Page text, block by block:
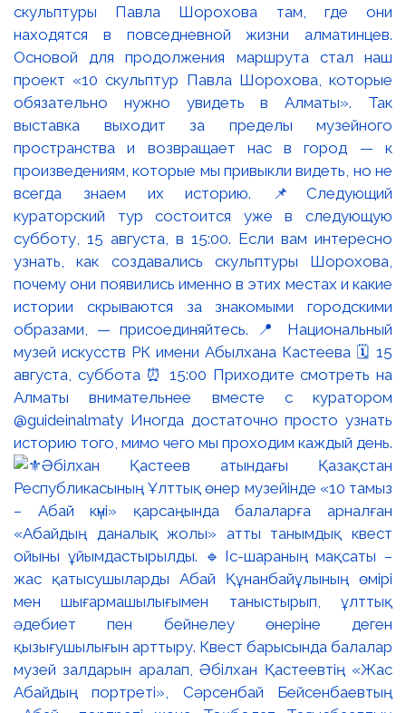
скульптуры Павла Шорохова там, где они
находятся в повседневной жизни алматинцев.
Основой для продолжения маршрута стал наш
проект «10 скульптур Павла Шорохова, которые
обязательно нужно увидеть в Алматы». Так
выставка выходит за пределы музейного
пространства и возвращает нас в город — к
произведениям, которые мы привыкли видеть, но не
всегда знаем их историю. 📌Следующий
кураторский тур состоится уже в следующую
субботу, 15 августа, в 15:00. Если вам интересно
узнать, как создавались скульптуры Шорохова,
почему они появились именно в этих местах и какие
истории скрываются за знакомыми городскими
образами, — присоединяйтесь. 📍 Национальный
музей искусств РК имени Абылхана Кастеева 🗓 15
августа, суббота ⏰ 15:00 Приходите смотреть на
Алматы внимательнее вместе с куратором
@guideinalmaty Иногда достаточно просто узнать
историю того, мимо чего мы проходим каждый день.